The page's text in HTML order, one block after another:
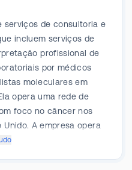
serviços de consultoria e
incluem serviços de
profissional de
por médicos
moleculares em
opera uma rede de
foco no câncer nos
Unido. A empresa opera
receita de clientes